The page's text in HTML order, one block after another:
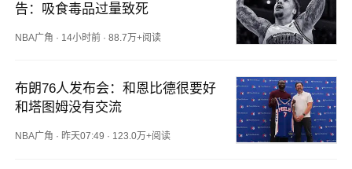
告：吸食毒品过量致死
NBA广角 · 14小时前 ·88.7万+阅读
布朗76人发布会：和恩比德很要好
和塔图姆没有交流
NBA广角 · 昨天07:49 · 123.0万+阅读